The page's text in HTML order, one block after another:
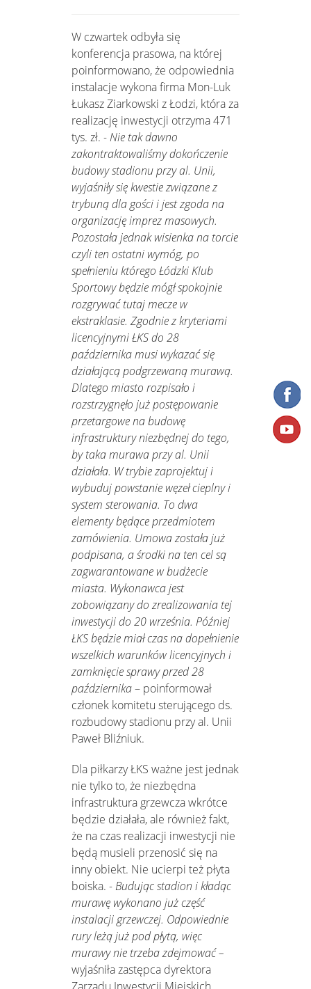
W czwartek odbyła się
konferencja prasowa, na której
poinformowano, że odpowiednia
instalacje wykona firma Mon-Luk
Łukasz Ziarkowski z Łodzi, która za
realizację inwestycji otrzyma 471
tys. zł. - Nie tak dawno
zakontraktowaliśmy dokończenie
budowy stadionu przy al. Unii,
wyjaśniły się kwestie związane z
trybuną dla gości i jest zgoda na
organizację imprez masowych.
Pozostała jednak wisienka na torcie
czyli ten ostatni wymóg, po
spełnieniu którego Łódzki Klub
Sportowy będzie mógł spokojnie
rozgrywać tutaj mecze w
ekstraklasie. Zgodnie z kryteriami
licencyjnymi ŁKS do 28
października musi wykazać się
działającą podgrzewaną murawą.
Dlatego miasto rozpisało i
rozstrzygnęło już postępowanie
przetargowe na budowę
infrastruktury niezbędnej do tego,
by taka murawa przy al. Unii
działała. W trybie zaprojektuj i
wybuduj powstanie węzeł cieplny i
system sterowania. To dwa
elementy będące przedmiotem
zamówienia. Umowa została już
podpisana, a środki na ten cel są
zagwarantowane w budżecie
miasta. Wykonawca jest
zobowiązany do zrealizowania tej
inwestycji do 20 września. Później
ŁKS będzie miał czas na dopełnienie
wszelkich warunków licencyjnych i
zamknięcie sprawy przed 28
października– poinformował
członek komitetu sterującego ds.
rozbudowy stadionu przy al. Unii
Paweł Bliźniuk.
Dla piłkarzy ŁKS ważne jest jednak
nie tylko to, że niezbędna
infrastruktura grzewcza wkrótce
będzie działała, ale również fakt,
że na czas realizacji inwestycji nie
będą musieli przenosić się na
inny obiekt. Nie ucierpi też płyta
boiska. - Budując stadion i kładąc
murawę wykonano już część
instalacji grzewczej. Odpowiednie
rury leżą już pod płytą, więc
murawy nie trzeba zdejmować –
wyjaśniła zastępca dyrektora
Zarządu Inwestycji Miejskich